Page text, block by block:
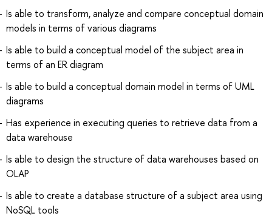
Is able to transform, analyze and compare conceptual domain
models in terms of various diagrams
Is able to build a conceptual model of the subject area in
terms of an ER diagram
Is able to build a conceptual domain model in terms of UML
diagrams
Has experience in executing queries to retrieve data from a
data warehouse
Is able to design the structure of data warehouses based on
OLAP
Is able to create a database structure of a subject area using
NoSQL tools